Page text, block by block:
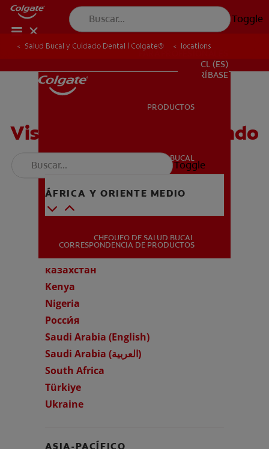
Toggle
SALUD BUCAL
PARA PROFESIONALES
CL (ES)
SUSCRÍBASE
PRODUCTOS
SALUD BUCAL
CHEQUEO DE SALUD BUCAL
CORRESPONDENCIA DE PRODUCTOS
Toggle
Salud Bucal y Cuidado Dental | Colgate® locations
Visítenos en todo el mundo
ÁFRICA Y ORIENTE MEDIO
Azerbaijan (Azerbaijani)
казахстан
Kenya
Nigeria
Росси́я
Saudi Arabia (English)
Saudi Arabia (العربية)
South Africa
Türkiye
Ukraine
ASIA-PACÍFICO